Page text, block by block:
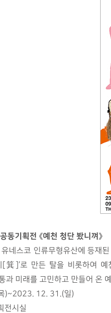
기획전 《예천 청단 봤니껴》
네스코 인류무형유산에 등재
[箕]’로 만든 탈을 비롯하여
과 미래를 고민하고 만들어 온
)~2023. 12. 31.(일)
전시실